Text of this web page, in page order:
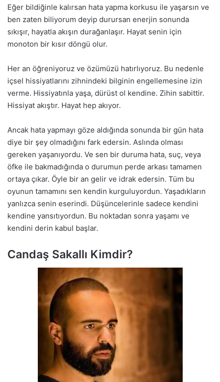
Eğer bildiğinle kalırsan hata yapma korkusu ile yaşarsın ve
ben zaten biliyorum deyip durursan enerjin sonunda
sıkışır, hayatla akışın durağanlaşır. Hayat senin için
monoton bir kısır döngü olur.
Her an öğreniyoruz ve özümüzü hatırlıyoruz. Bu nedenle
içsel hissiyatlarını zihnindeki bilginin engellemesine izin
verme. Hissiyatınla yaşa, dürüst ol kendine. Zihin sabittir.
Hissiyat akıştır. Hayat hep akıyor.
Ancak hata yapmayı göze aldığında sonunda bir gün hata
diye bir şey olmadığını fark edersin. Aslında olması
gereken yaşanıyordu. Ve sen bir duruma hata, suç, veya
öfke ile bakmadığında o durumun perde arkası tamamen
ortaya çıkar. Öyle bir an gelir ve idrak edersin. Tüm bu
oyunun tamamını sen kendin kurguluyordun. Yaşadıkların
yanlızca senin eserindi. Düşüncelerinle sadece kendini
kendine yansıtıyordun. Bu noktadan sonra yaşamı ve
kendini derin kabul başlar.
Candaş Sakallı Kimdir?